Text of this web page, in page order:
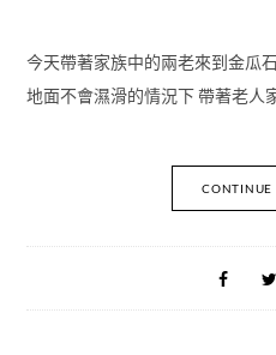
今天帶著家族中的兩老來到金瓜
地面不會濕滑的情況下 帶著老人
CONTINUE